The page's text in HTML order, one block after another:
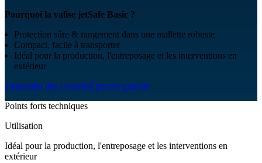
Pourquoi la valise jetSafe Basic ?
Protection sûre & rangement dans une mallette robuste
Compact, facile à transporter
Idéal pour la production, l'entreposage et les interventions en
extérieur
Demander des conseilsÉpreuve gratuite
Points forts techniques
Utilisation
Idéal pour la production, l'entreposage et les interventions en
extérieur